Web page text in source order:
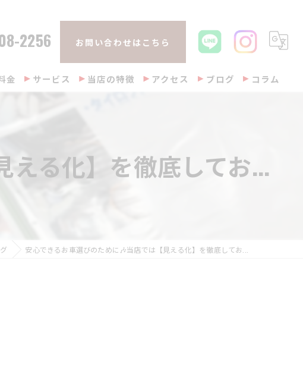
2256 お問い合わせはこちら
金 サービス 当店の特徴 アクセス ブログ コラム
る化】を徹底してお...
安心できるお車選びのために🎶当店では【見える化】を徹底してお...